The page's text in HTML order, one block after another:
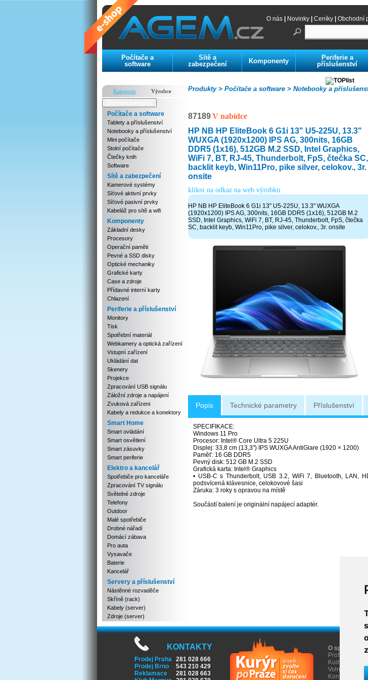
O nás Novinky Ceníky Obchodní
Počítače a
software
Sítě a
zabezpečení
Komponenty
Periferie a
příslušenství
Kategorie
Výrobce
Počítače a software
Tablety a příslušenství
Notebooky a příslušenství
Mini počítače
Stolní počítače
Čtečky knih
Software
Sítě a zabezpečení
Kamerové systémy
Síťové aktivní prvky
Síťové pasivní prvky
Kabeláž pro sítě a wifi
Komponenty
Základní desky
Procesory
Operační paměti
Pevné a SSD disky
Optické mechaniky
Grafické karty
Case a zdroje
Přídavné interní karty
Chlazení
Periferie a příslušenství
Monitory
Tisk
Spotřební materiál
Webkamery a optická zařízení
Vstupní zařízení
Ukládání dat
Skenery
Projekce
Zpracování USB signálu
Záložní zdroje a napájení
Zvuková zařízeni
Kabely a redukce a konektory
Smart Home
Smart ovládání
Smart osvětlení
Smart zásuvky
Smart periferie
Elektro a kancelář
Spotřebiče pro kanceláře
Zpracování TV signálu
Světelné zdroje
Telefony
Outdoor
Malé spotřebiče
Drobné nářadí
Domácí zábava
Pro auta
Vysavače
Baterie
Kancelář
Servery a příslušenství
Nástěnné rozvaděče
Skříně (rack)
Kabely (server)
Zdroje (server)
Notebooky a
Počítače a software >
Produkty >
87189V nabídce
HP NB HP EliteBook 6 G1i 13" U5-225U, 13.3"
WUXGA (1920x1200) IPS AG, 300nits, 16GB
DDR5 (1x16), 512GB M.2 SSD, Intel Graphics,
WiFi 7, BT, RJ-45, Thunderbolt, FpS, čtečka SC,
backlit keyb, Win11Pro, pike silver, celokov., 3r.
onsite
klikni na odkaz na web výrobku
HP NB HP EliteBook 6 G1i 13" U5-225U, 13.3" WUXGA
(1920x1200) IPS AG, 300nits, 16GB DDR5 (1x16), 512GB M.2
SSD, Intel Graphics, WiFi 7, BT, RJ-45, Thunderbolt, FpS, čtečka
SC, backlit keyb, Win11Pro, pike silver, celokov., 3r. onsite
Popis Technické parametry Příslušenství
SPECIFIKACE:
Windows 11 Pro
Procesor: Intel® Core Ultra 5 225U
Displej: 33,8 cm (13,3") IPS WUXGA AntiGlare (1920 × 1200)
Paměť: 16 GB DDR5
Pevný disk: 512 GB M.2 SSD
Grafická karta: Intel® Graphics
• USB-C s Thunderbolt, USB 3.2, WiFi 7, Bluetooth, LAN,
podsvícená klávesnice, celokovové šasi
Záruka: 3 roky s opravou na místě
Součástí balení je originální napájecí adaptér.
KONTAKTY
Prodej Praha 281 028 666
Prodej Brno
543 210 429
Reklamace
281 028 663
O společnosti
Profil firmy
Kudy k nám
Volná místa
Kontakty